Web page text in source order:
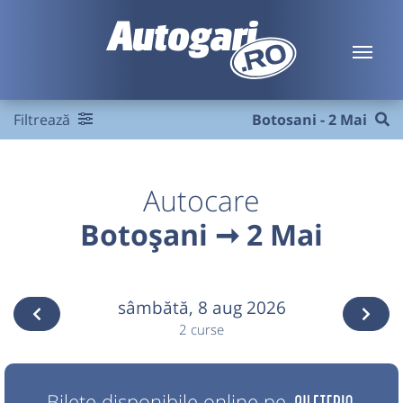
Filtrează Botosani - 2 Mai
Autocare
Botoșani ➞ 2 Mai
sâmbătă, 8 aug 2026
2 curse